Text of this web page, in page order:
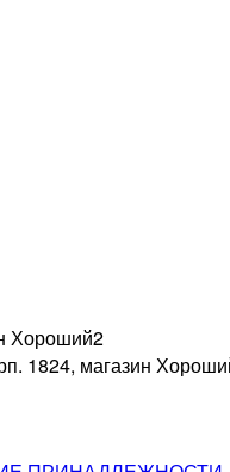
Хороший2
1824, магазин